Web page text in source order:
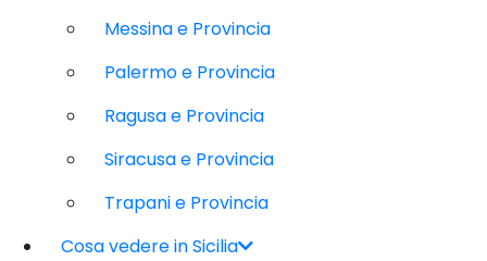
Messina e Provincia
Palermo e Provincia
Ragusa e Provincia
Siracusa e Provincia
Trapani e Provincia
Cosa vedere in Sicilia